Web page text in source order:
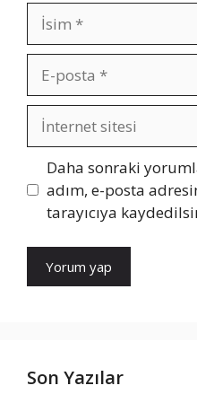
İsim
posta
İnternet
sitesi
Daha sonraki
adım, e-posta
tarayıcıya
Son Yazılar